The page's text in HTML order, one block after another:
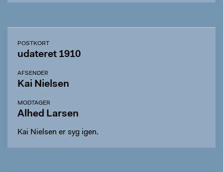
POSTKORT
udateret 1910
AFSENDER
Kai Nielsen
MODTAGER
Alhed Larsen
Kai Nielsen er syg igen.